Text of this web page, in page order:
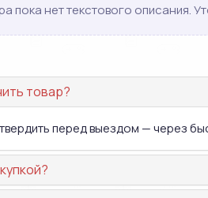
пока нет текстового описания.
товар?
перед выездом — через